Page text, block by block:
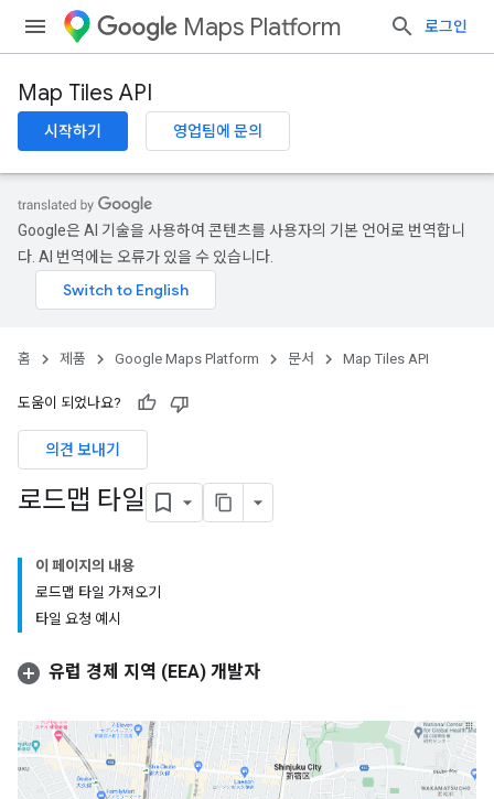
Maps Platform 로그인
Map Tiles API
시작하기 영업팀에 문의
Google은 AI 기술을 사용하여 콘텐츠를 사용자의 기본 언어로 번역합니
다. AI 번역에는 오류가 있을 수 있습니다.
홈 제품 Google Maps Platform 문서 Map Tiles API
도움이 되었나요?
의견 보내기
로드맵 타일
이 페이지의 내용
로드맵 타일 가져오기
타일 요청 예시
유럽 경제 지역 (EEA) 개발자